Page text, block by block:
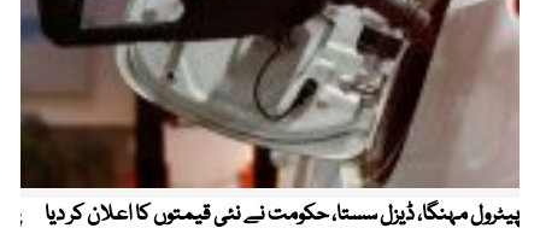
پیٹرول مہنگا، ڈیزل سستا، حکومت نے نئی قیمتوں کا اعلان کر دیا